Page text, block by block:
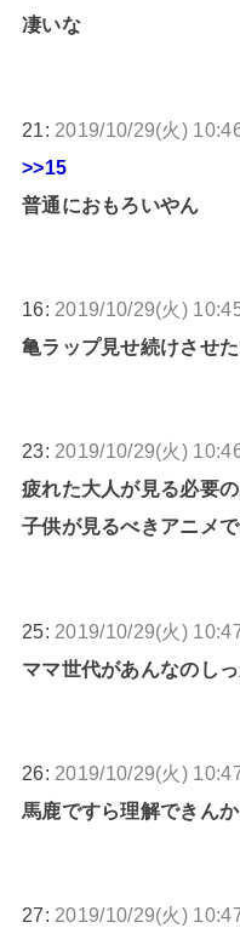
凄いな
21: 2019/10/29(火)
>>15
普通におもろいやん
16: 2019/10/29(火)
亀ラップ見せ続けさせ
23: 2019/10/29(火)
疲れた大人が見る必要
子供が見るべきアニメ
25: 2019/10/29(火)
ママ世代があんなのし
26: 2019/10/29(火)
馬鹿ですら理解できん
27: 2019/10/29(火)